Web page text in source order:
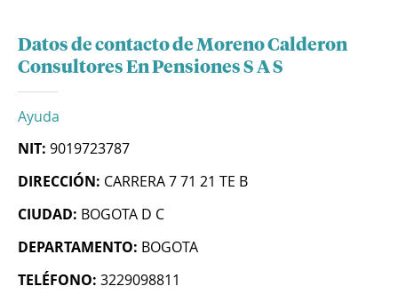
Datos de contacto de Moreno Calderon
Consultores En Pensiones S A S
Ayuda
NIT: 9019723787
DIRECCIÓN: CARRERA 7 71 21 TE B
CIUDAD: BOGOTA D C
DEPARTAMENTO: BOGOTA
TELÉFONO: 3229098811